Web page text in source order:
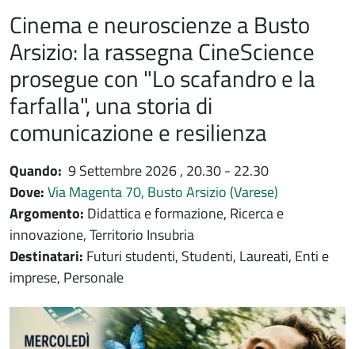
Cinema e neuroscienze a Busto
Arsizio: la rassegna CineScience
prosegue con "Lo scafandro e la
farfalla", una storia di
comunicazione e resilienza
Quando: 9 Settembre 2026, 20.30 - 22.30
Dove:Via Magenta 70, Busto Arsizio (Varese)
Argomento: Didattica e formazione, Ricerca e
innovazione, Territorio Insubria
Destinatari: Futuri studenti, Studenti, Laureati, Enti e
imprese, Personale
Immagine evento
Immagine